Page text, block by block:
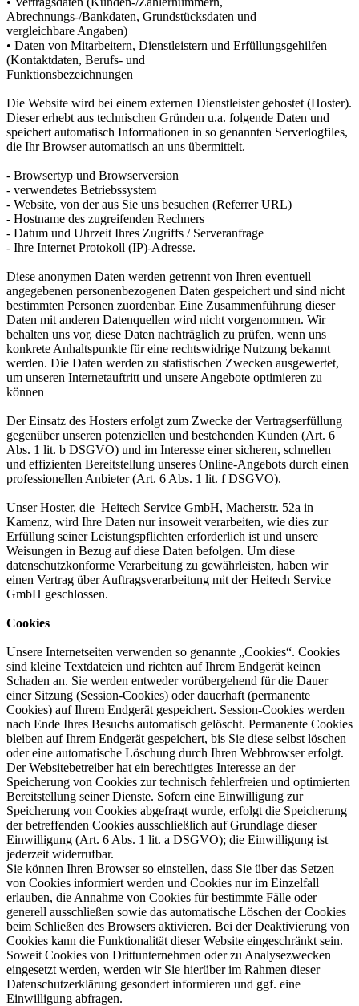
Abrechnungs-/Bankdaten, Grundstücksdaten und
vergleichbare Angaben)
• Daten von Mitarbeitern, Dienstleistern und Erfüllungsgehilfen
(Kontaktdaten, Berufs- und
Funktionsbezeichnungen
Die Website wird bei einem externen Dienstleister gehostet (Hoster).
Dieser erhebt aus technischen Gründen u.a. folgende Daten und
speichert automatisch Informationen in so genannten Serverlogfiles,
die Ihr Browser automatisch an uns übermittelt.
- Browsertyp und Browserversion
- verwendetes Betriebssystem
- Website, von der aus Sie uns besuchen (Referrer URL)
- Hostname des zugreifenden Rechners
- Datum und Uhrzeit Ihres Zugriffs / Serveranfrage
- Ihre Internet Protokoll (IP)-Adresse.
Diese anonymen Daten werden getrennt von Ihren eventuell
angegebenen personenbezogenen Daten gespeichert und sind nicht
bestimmten Personen zuordenbar. Eine Zusammenführung dieser
Daten mit anderen Datenquellen wird nicht vorgenommen. Wir
behalten uns vor, diese Daten nachträglich zu prüfen, wenn uns
konkrete Anhaltspunkte für eine rechtswidrige Nutzung bekannt
werden. Die Daten werden zu statistischen Zwecken ausgewertet,
um unseren Internetauftritt und unsere Angebote optimieren zu
können
Der Einsatz des Hosters erfolgt zum Zwecke der Vertragserfüllung
gegenüber unseren potenziellen und bestehenden Kunden (Art. 6
Abs. 1 lit. b DSGVO) und im Interesse einer sicheren, schnellen
und effizienten Bereitstellung unseres Online-Angebots durch einen
professionellen Anbieter (Art. 6 Abs. 1 lit. f DSGVO).
Unser Hoster, die Heitech Service GmbH, Macherstr. 52a in
Kamenz, wird Ihre Daten nur insoweit verarbeiten, wie dies zur
Erfüllung seiner Leistungspflichten erforderlich ist und unsere
Weisungen in Bezug auf diese Daten befolgen. Um diese
datenschutzkonforme Verarbeitung zu gewährleisten, haben wir
einen Vertrag über Auftragsverarbeitung mit der Heitech Service
GmbH geschlossen.
Cookies
Unsere Internetseiten verwenden so genannte „Cookies“. Cookies
sind kleine Textdateien und richten auf Ihrem Endgerät keinen
Schaden an. Sie werden entweder vorübergehend für die Dauer
einer Sitzung (Session-Cookies) oder dauerhaft (permanente
Cookies) auf Ihrem Endgerät gespeichert. Session-Cookies werden
nach Ende Ihres Besuchs automatisch gelöscht. Permanente Cookies
bleiben auf Ihrem Endgerät gespeichert, bis Sie diese selbst löschen
oder eine automatische Löschung durch Ihren Webbrowser erfolgt.
Der Websitebetreiber hat ein berechtigtes Interesse an der
Speicherung von Cookies zur technisch fehlerfreien und optimierten
Bereitstellung seiner Dienste. Sofern eine Einwilligung zur
Speicherung von Cookies abgefragt wurde, erfolgt die Speicherung
der betreffenden Cookies ausschließlich auf Grundlage dieser
Einwilligung (Art. 6 Abs. 1 lit. a DSGVO); die Einwilligung ist
jederzeit widerrufbar.
Sie können Ihren Browser so einstellen, dass Sie über das Setzen
von Cookies informiert werden und Cookies nur im Einzelfall
erlauben, die Annahme von Cookies für bestimmte Fälle oder
generell ausschließen sowie das automatische Löschen der Cookies
beim Schließen des Browsers aktivieren. Bei der Deaktivierung von
Cookies kann die Funktionalität dieser Website eingeschränkt sein.
Soweit Cookies von Drittunternehmen oder zu Analysezwecken
eingesetzt werden, werden wir Sie hierüber im Rahmen dieser
Datenschutzerklärung gesondert informieren und ggf. eine
Einwilligung abfragen.